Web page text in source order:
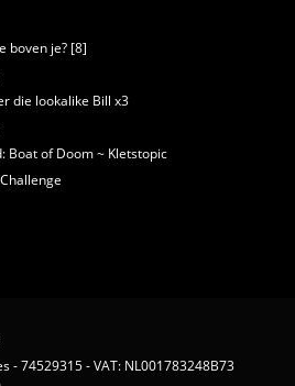
boven je? [8]
die lookalike Bill x3
Boat of Doom ~ Kletstopic
- 74529315 - VAT: NL001783248B73